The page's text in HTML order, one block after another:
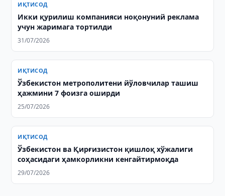
ИҚТИСОД
Икки қурилиш компанияси ноқонуний реклама
учун жаримага тортилди
31/07/2026
ИҚТИСОД
Ўзбекистон метрополитени йўловчилар ташиш
ҳажмини 7 фоизга оширди
25/07/2026
ИҚТИСОД
Ўзбекистон ва Қирғизистон қишлоқ хўжалиги
соҳасидаги ҳамкорликни кенгайтирмоқда
29/07/2026